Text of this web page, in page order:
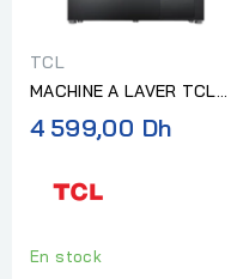
TCL
MACHINE A LAVER TCL
SECHANTE 10KG/6KG
1200TR SUPER DRUM
4 599,00 Dh
En stock